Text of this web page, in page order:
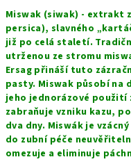
Miswak (siwak) - extrakt
persica), slavného
již po celá staletí.
utrženou ze stromu
Ersag přináší tuto
pasty. Miswak působí na
jeho jednorázové použití
zabraňuje vzniku kazu,
dva dny. Miswák je
do zubní péče
omezuje a eliminuje